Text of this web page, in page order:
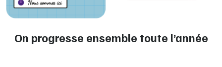
On progresse ensemble toute l’année